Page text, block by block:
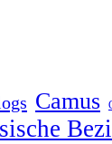
Camus